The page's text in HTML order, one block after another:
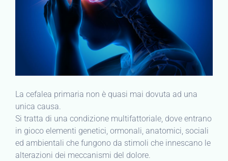
La cefalea primaria non è quasi mai dovuta ad una
unica causa.
Si tratta di una condizione multifattoriale, dove entrano
in gioco elementi genetici, ormonali, anatomici, sociali
ed ambientali che fungono da stimoli che innescano le
alterazioni dei meccanismi del dolore.